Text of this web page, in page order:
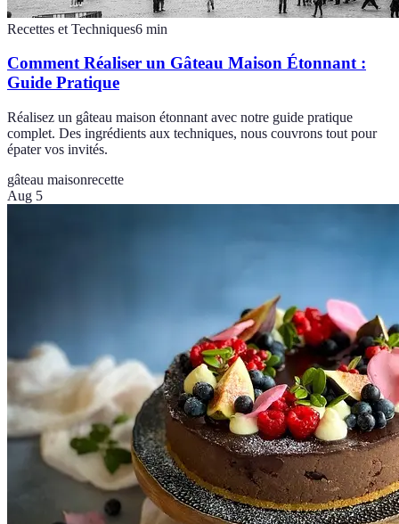
Recettes et Techniques6 min
Comment Réaliser un Gâteau Maison Étonnant :
Guide Pratique
Réalisez un gâteau maison étonnant avec notre guide pratique
complet. Des ingrédients aux techniques, nous couvrons tout pour
épater vos invités.
gâteau maisonrecette
Aug 5